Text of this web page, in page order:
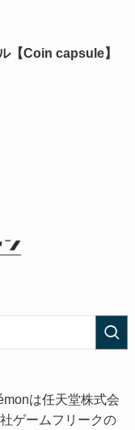
【Coin capsule】
は任天堂株式会
ゲームフリークの